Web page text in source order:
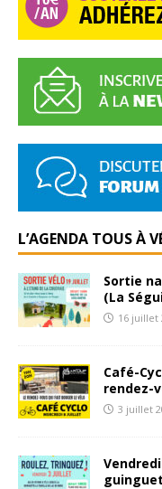
L’AGENDA TOUS À
Sortie
(La
16 juillet
Café-
rendez-
3 juillet